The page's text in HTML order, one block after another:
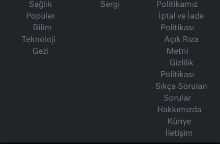
Sağlık
Popüler
Bilim
Teknoloji
Gezi
Sergi
Politikamız
İptal ve İade
Politikası
Açık Rıza
Metni
Gizlilik
Politikası
Sıkça Sorulan
Sorular
Hakkımızda
Künye
İletişim